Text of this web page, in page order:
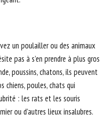
un poulailler ou des animaux
pas à s’en prendre à plus gros
poussins, chatons, ils peuvent
chiens, poules, chats qui
: les rats et les souris
ou d’autres lieux insalubres.